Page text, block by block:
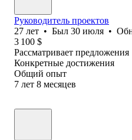
Руководитель проектов
27 лет • Был 30 июля •
3 100 $
Рассматривает предложения
Конкретные достижения
Общий опыт
7 лет 8 месяцев